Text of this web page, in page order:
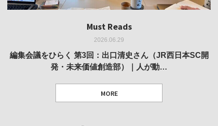
Must Reads
2026.06.29
編集会議をひらく 第3回：出口清史さん（JR西日本SC開
発・未来価値創造部）｜人が動…
MORE
Must Reads
2026.05.14
REVIEW｜果たして美術家・梅津庸一は、「大阪のゆかり
作家」となることができたのか…
Must Reads
2026.03.11
REPORT｜博覧会の残像
Must Reads
2026.02.25
REVIEW｜菊池聡太朗 個展「余りの風景」
Must Reads
2025.10.01
REVIEW｜生の存在証明としての線——「ライフライン」
展